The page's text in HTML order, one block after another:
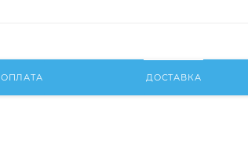
ОПЛАТА ДОСТАВКА